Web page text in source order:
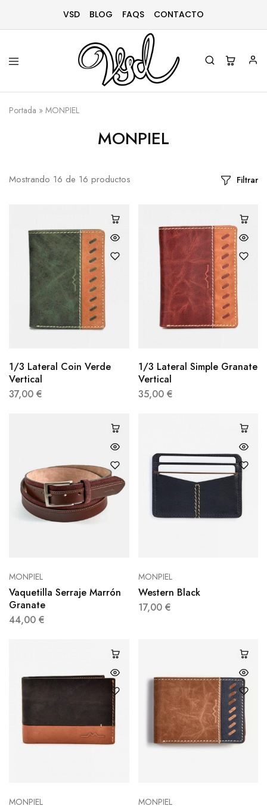
VSD BLOG FAQS CONTACTO
Vsd
Ropa
y
complementos
Portada » MONPIEL
MONPIEL
Mostrando 16 de 16 productos Filtrar
1/3 Lateral Coin Verde
Vertical
37,00 €
1/3 Lateral Simple Granate
Vertical
35,00 €
MONPIEL
Vaquetilla Serraje Marrón
Granate
44,00 €
MONPIEL
Western Black
17,00 €
MONPIEL MONPIEL